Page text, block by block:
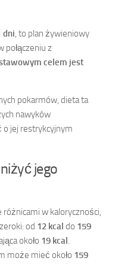
dni, to plan żywieniowy
połączeniu z
celem jest
pokarmów, dieta ta
nawyków
o jej restrykcyjnym
jego
różnicami w kaloryczności,
od 12 kcal do 159
około 19 kcal.
może mieć około 159